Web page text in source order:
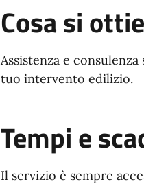
Cosa si
Assistenza e
tuo intervento edilizio.
Tempi e
Il servizio è sempre